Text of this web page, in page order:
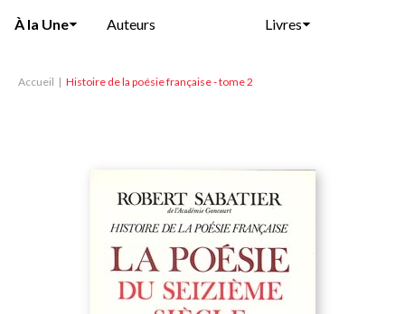
À la Une Auteurs Livres
Accueil Histoire de la poésie française - tome 2